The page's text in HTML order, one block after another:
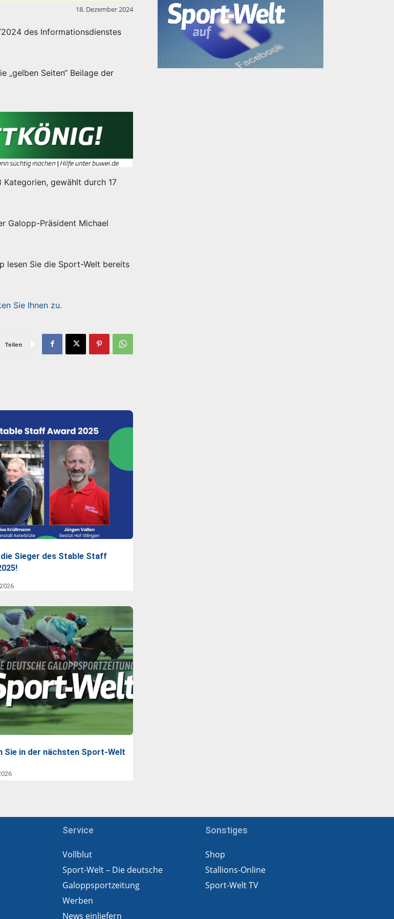
18. Dezember 2024
des Informationsdienstes
„gelben Seiten“ Beilage der
Kategorien, gewählt durch 17
Galopp-Präsident Michael
lesen Sie die Sport-Welt bereits
Sie Ihnen zu.
Teilen
die Sieger des Stable Staff
Sie in der nächsten Sport-Welt
Service
Vollblut
Sport-Welt – Die deutsche
Galoppsportzeitung
Werben
News einliefern
Sonstiges
Shop
Stallions-Online
Sport-Welt TV